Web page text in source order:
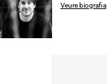
Veure biografia